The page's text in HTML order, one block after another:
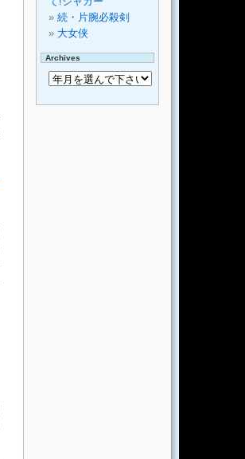
続・片腕必殺剣
大女侠
Archives